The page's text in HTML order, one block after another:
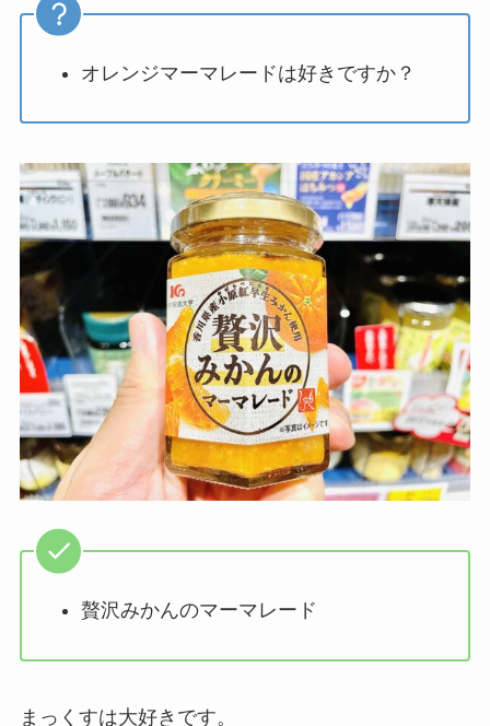
オレンジマーマレードは好きですか？
贅沢みかんのマーマレード
まっくすは大好きです。